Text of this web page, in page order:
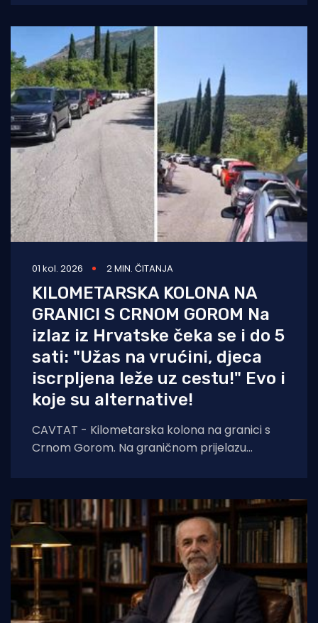
01 kol. 2026 2 MIN. ČITANJA
KILOMETARSKA KOLONA NA
GRANICI S CRNOM GOROM Na
izlaz iz Hrvatske čeka se i do 5
sati: "Užas na vrućini, djeca
iscrpljena leže uz cestu!" Evo i
koje su alternative!
CAVTAT - Kilometarska kolona na granici s
Crnom Gorom. Na graničnom prijelazu